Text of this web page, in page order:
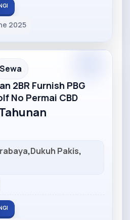
2025
Sewa
2BR Furnish PBG
No Permai CBD
,Dukuh Pakis,